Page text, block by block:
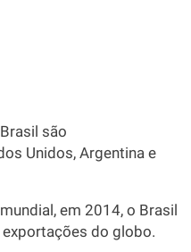
são
Unidos, Argentina e
em 2014, o Brasil
do globo.